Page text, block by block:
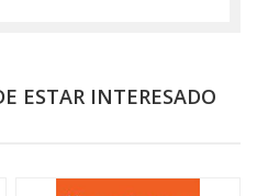
ESTAR INTERESADO